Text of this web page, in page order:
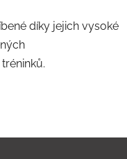
díky jejich vysoké